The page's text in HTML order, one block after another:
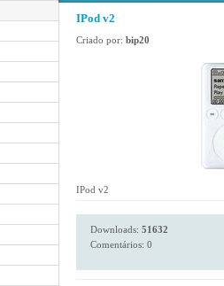
IPod v2
Criado por: bip20
IPod v2
Downloads: 51632
Comentários: 0